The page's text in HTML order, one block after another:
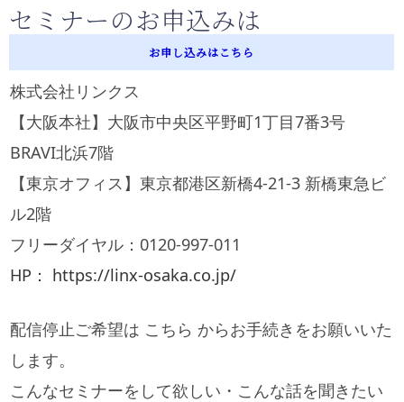
セミナーのお申込みは
お申し込みはこちら
株式会社リンクス
【大阪本社】大阪市中央区平野町1丁目7番3号
BRAVI北浜7階
【東京オフィス】東京都港区新橋4-21-3 新橋東急ビ
ル2階
フリーダイヤル：0120-997-011
HP： https://linx-osaka.co.jp/
配信停止ご希望は こちら からお手続きをお願いいた
します。
こんなセミナーをして欲しい・こんな話を聞きたい